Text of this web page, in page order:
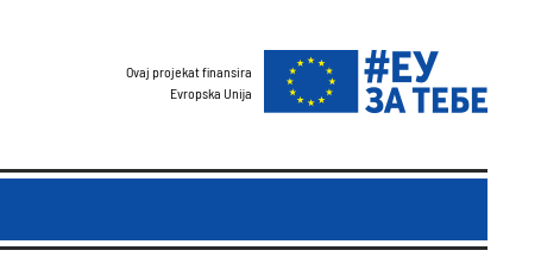
Ovaj projekat finansira
Evropska Unija